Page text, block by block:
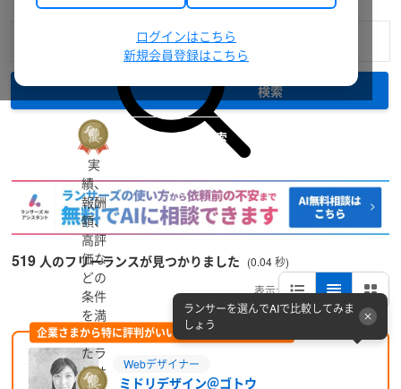
検索
詳細検索
519 人のフリーランスが見つかりました (0.04 秒)
表示:
企業さまから特に評判がいい方をピックアップ (PR)
実
績、
報酬
額、
高評
価な
どの
条件
を満
たし
たラ
ンサ
Webデザイナー
ミドリデザイン＠ゴトウ
ランサーを選んでAIで比較してみま
しょう
ログインはこちら
新規会員登録はこちら